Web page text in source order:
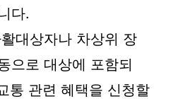
다.
대상자나 차상위 장
으로 대상에 포함되
통 관련 혜택을 신청할